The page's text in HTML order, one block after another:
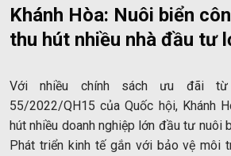
Khánh Hòa: Nuôi biển
thu hút nhiều nhà đầu tư
Với nhiều chính sách ưu đãi
55/2022/QH15 của Quốc hội, Khánh
hút nhiều doanh nghiệp lớn đầu tư nuôi
Phát triển kinh tế gắn với bảo vệ môi